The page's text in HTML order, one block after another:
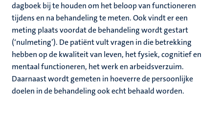
dagboek bij te houden om het beloop van functioneren
tijdens en na behandeling te meten. Ook vindt er een
meting plaats voordat de behandeling wordt gestart
(‘nulmeting’). De patiënt vult vragen in die betrekking
hebben op de kwaliteit van leven, het fysiek, cognitief en
mentaal functioneren, het werk en arbeidsverzuim.
Daarnaast wordt gemeten in hoeverre de persoonlijke
doelen in de behandeling ook echt behaald worden.